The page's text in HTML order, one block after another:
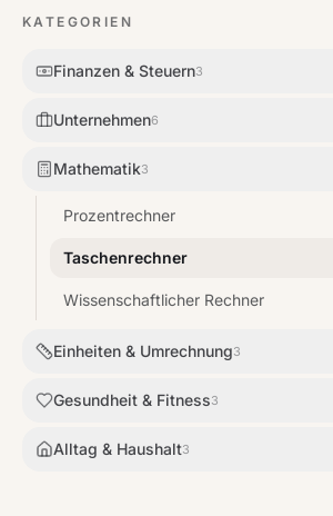
KATEGORIEN
Finanzen & Steuern3
Unternehmen6
Mathematik3
Prozentrechner
Taschenrechner
Wissenschaftlicher Rechner
Einheiten & Umrechnung3
Gesundheit & Fitness3
Alltag & Haushalt3